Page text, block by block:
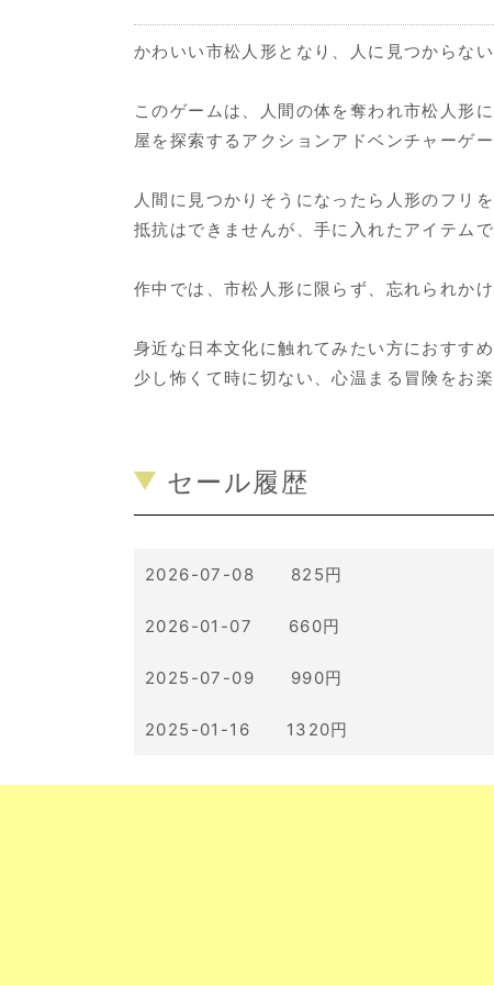
かわいい市松人形となり、人に見つからな
このゲームは、人間の体を奪われ市松人形
屋を探索するアクションアドベンチャーゲ
人間に見つかりそうになったら人形のフリ
抵抗はできませんが、手に入れたアイテム
作中では、市松人形に限らず、忘れられか
身近な日本文化に触れてみたい方におすすめ
少し怖くて時に切ない、心温まる冒険をお楽
セール履歴
2026-07-08 825円
2026-01-07 660円
2025-07-09 990円
2025-01-16 1320円